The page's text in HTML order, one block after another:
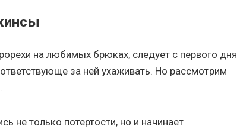
на любимых брюках, следует с первого дня
за ней ухаживать. Но рассмотрим
не только потертости, но и начинает